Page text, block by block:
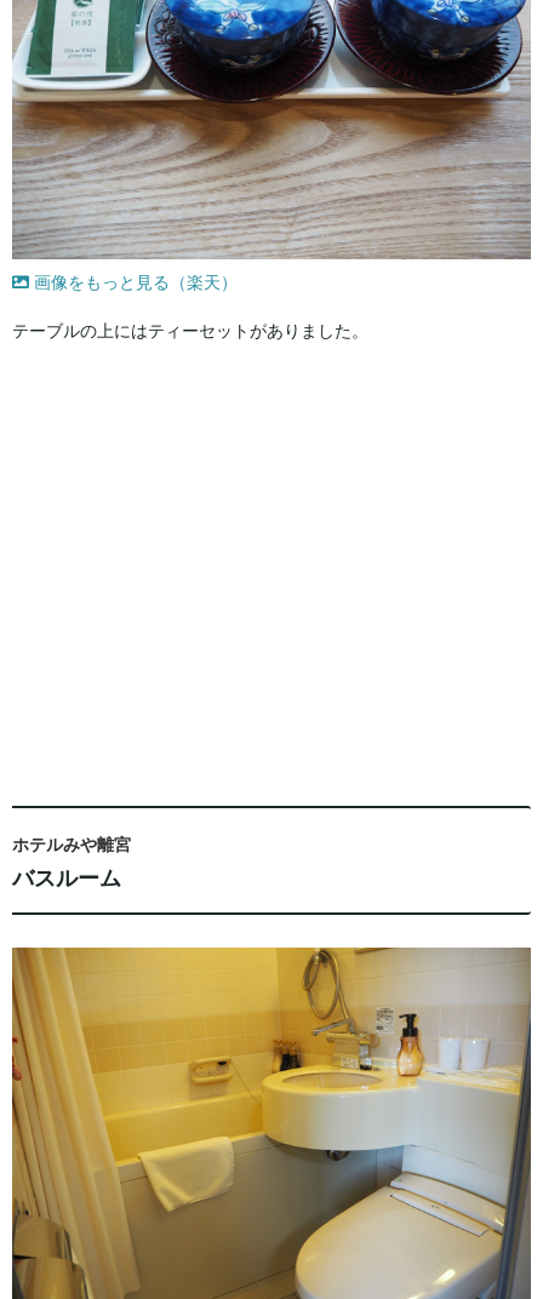
画像をもっと見る（楽天）
テーブルの上にはティーセットがありました。
ホテルみや離宮
バスルーム